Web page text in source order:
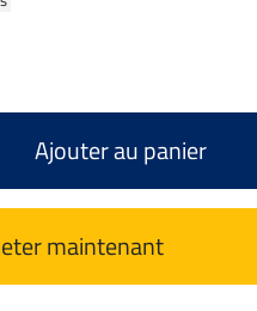
Ajouter au panier
maintenant